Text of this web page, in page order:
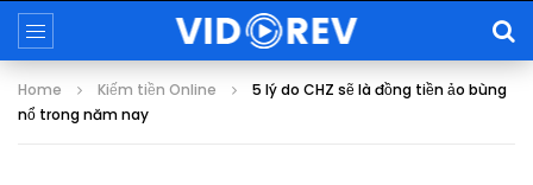
Home Kiếm tiền Online
5 lý do CHZ sẽ là đồng tiền ảo bùng
nổ trong năm nay